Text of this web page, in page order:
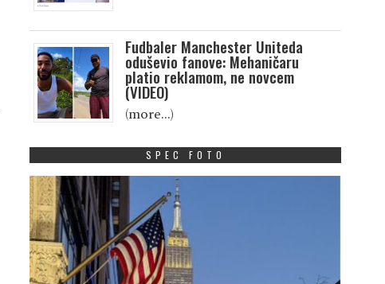
Fudbaler Manchester Uniteda
oduševio fanove: Mehaničaru
platio reklamom, ne novcem
(VIDEO)
(more…)
SPEC FOTO